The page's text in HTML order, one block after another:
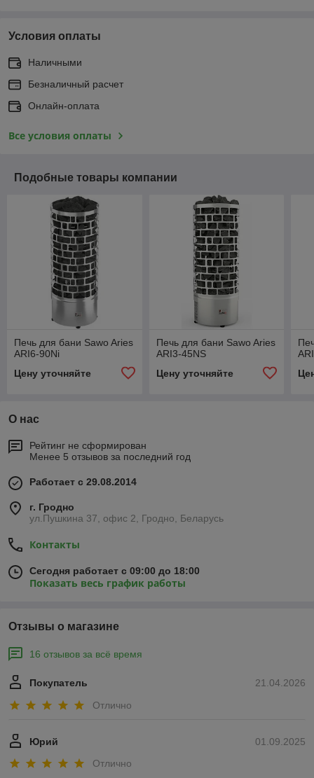
Условия оплаты
Наличными
Безналичный расчет
Онлайн-оплата
Все условия оплаты
Подобные товары компании
Печь для бани Sawo Aries
ARI6-90Ni
Цену уточняйте
Печь для бани Sawo Aries
ARI3-45NS
Цену уточняйте
О нас
Рейтинг не сформирован
Менее 5 отзывов за последний год
Работает с 29.08.2014
г. Гродно
ул.Пушкина 37, офис 2, Гродно, Беларусь
Контакты
Сегодня работает с 09:00 до 18:00
Показать весь график работы
Отзывы о магазине
16 отзывов за всё время
21.04.2026
Покупатель
Отлично
01.09.2025
Юрий
Отлично